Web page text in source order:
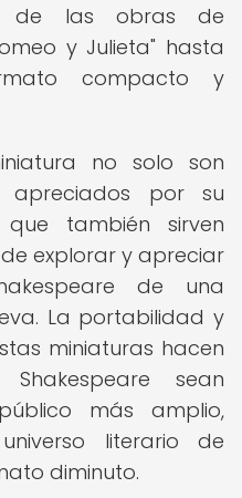
de las obras de
y Julieta" hasta
compacto y
no solo son
apreciados por su
también sirven
explorar y apreciar
de una
La portabilidad y
miniaturas hacen
sean
más amplio,
literario de
diminuto.